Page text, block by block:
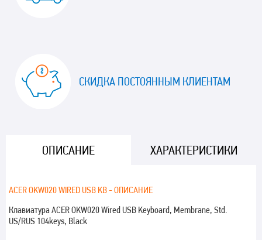
СКИДКА ПОСТОЯННЫМ КЛИЕНТАМ
ОПИСАНИЕ ХАРАКТЕРИСТИКИ
ACER OKW020 WIRED USB KB - ОПИСАНИЕ
Клавиатура ACER OKW020 Wired USB Keyboard, Membrane, Std.
US/RUS 104keys, Black